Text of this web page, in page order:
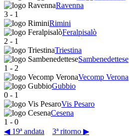
Ravenna
3 - 1
Rimini
Feralpisalò
2 - 1
Triestina
Sambenedettese
1 - 2
Vecomp Verona
Gubbio
0 - 1
Vis Pesaro
Cesena
1 - 0
◀ 19ª andata
3ª ritorno ▶